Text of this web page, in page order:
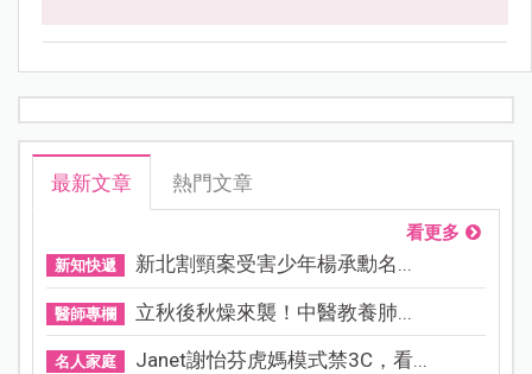
最新文章 熱門文章
看更多
新知快遞 新北割頸案受害少年楊承勳名...
醫師專欄 立秋後秋燥來襲！中醫教養肺...
名人家庭 Janet謝怡芬虎媽模式禁3C，看...